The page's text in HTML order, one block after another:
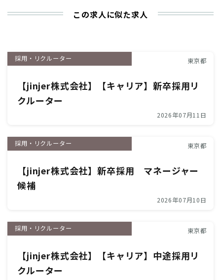
この求人に似た求人
採用・リクルーター 東京都
【jinjer株式会社】【キャリア】新卒採用リ
クルーター
2026年07月11日
採用・リクルーター 東京都
【jinjer株式会社】新卒採用 マネージャー
候補
2026年07月10日
採用・リクルーター 東京都
【jinjer株式会社】【キャリア】中途採用リ
クルーター